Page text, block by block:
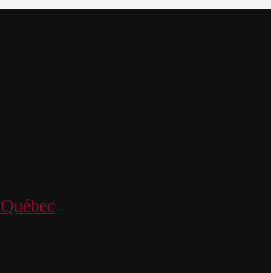
Québec